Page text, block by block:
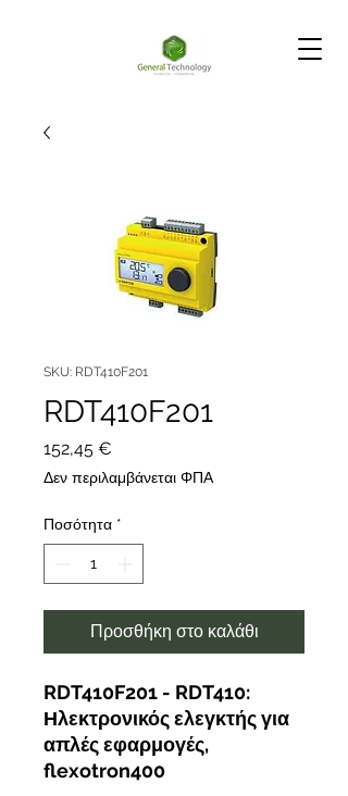
SKU: RDT410F201
RDT410F201
152,45 €
Δεν περιλαμβάνεται ΦΠΑ
Ποσότητα *
Προσθήκη στο καλάθι
RDT410F201 - RDT410:
Ηλεκτρονικός ελεγκτής για
απλές εφαρμογές,
flexotron400